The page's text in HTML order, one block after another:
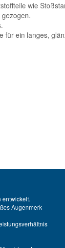
wie
für ein langes,
entwickelt.
Augenmerk